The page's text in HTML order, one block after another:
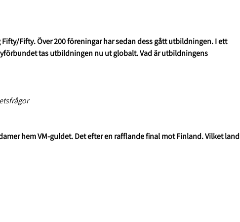
Fifty. Över 200 föreningar har sedan dess gått utbildningen. I ett
tas utbildningen nu ut globalt. Vad är utbildningens
hem VM-guldet. Det efter en rafflande final mot Finland. Vilket land